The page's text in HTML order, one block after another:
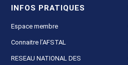
INFOS PRATIQUES
Espace membre
Connaitre l’AFSTAL
RESEAU NATIONAL DES